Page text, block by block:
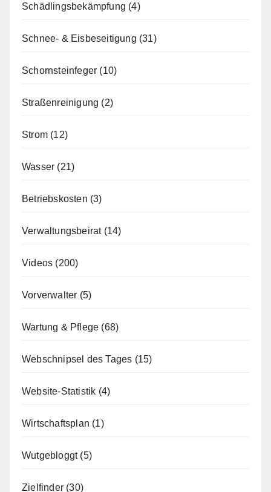
Schädlingsbekämpfung (4)
Schnee- & Eisbeseitigung (31)
Schornsteinfeger (10)
Straßenreinigung (2)
Strom (12)
Wasser (21)
Betriebskosten (3)
Verwaltungsbeirat(14)
Videos (200)
Vorverwalter (5)
Wartung & Pflege (68)
Webschnipsel des Tages (15)
Website-Statistik (4)
Wirtschaftsplan (1)
Wutgebloggt(5)
Zielfinder (30)